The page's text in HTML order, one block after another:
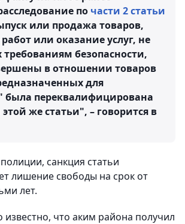
по части 2 статьи
или продажа товаров,
или оказание услуг, не
безопасности,
в отношении товаров
для
была переквалифицирована
же статьи", – говорится в
санкция статьи
лишение свободы на срок от
лет.
известно, что аким района получил